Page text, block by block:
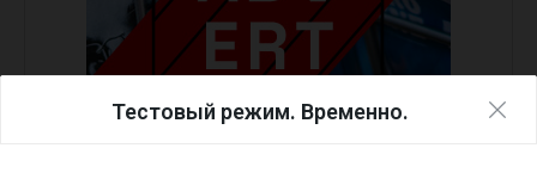
Тестовый режим. Временно.